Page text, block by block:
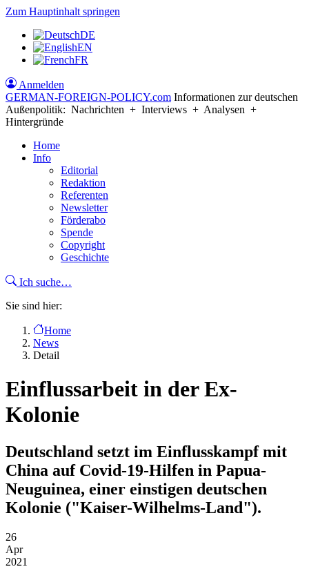
Zum Hauptinhalt springen
DE
EN
FR
Anmelden
GERMAN-FOREIGN-POLICY.com Informationen zur deutschen
Außenpolitik: Nachrichten + Interviews + Analysen +
Hintergründe
Home
Info
Editorial
Redaktion
Referenten
Newsletter
Förderabo
Spende
Copyright
Geschichte
Ich suche…
Sie sind hier:
Home
News
Detail
Einflussarbeit in der Ex-
Kolonie
Deutschland setzt im Einflusskampf mit
China auf Covid-19-Hilfen in Papua-
Neuguinea, einer einstigen deutschen
Kolonie ("Kaiser-Wilhelms-Land").
26
Apr
2021